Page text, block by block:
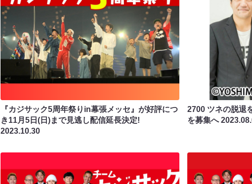
『カジサック5周年祭りin幕張メッセ』が好評につ
き11月5日(日)まで見逃し配信延長決定!
2023.10.30
2700 ツネの脱退
を募集へ